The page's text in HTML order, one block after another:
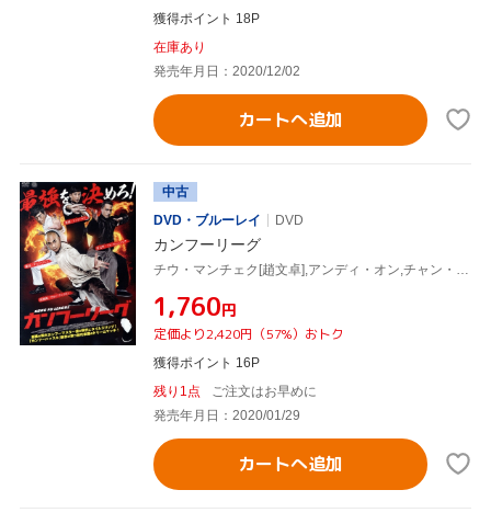
獲得ポイント 18P
在庫あり
発売年月日：2020/12/02
カートへ追加
中古
DVD・ブルーレイ
DVD
カンフーリーグ
¥1,760円
定価より2,420円（57%）おトク
獲得ポイント 16P
残り1点
ご注文はお早めに
発売年月日：2020/01/29
カートへ追加